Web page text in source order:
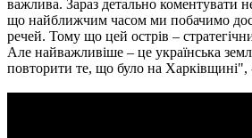
важлива. Зараз детально коментувати
що найближчим часом ми побачимо
речей. Тому що цей острів –
Але найважливіше – це українська
повторити те, що було на